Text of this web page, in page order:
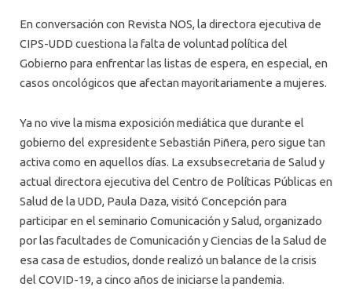
En conversación con Revista NOS, la directora ejecutiva de
CIPS-UDD cuestiona la falta de voluntad política del
Gobierno para enfrentar las listas de espera, en especial, en
casos oncológicos que afectan mayoritariamente a mujeres.
Ya no vive la misma exposición mediática que durante el
gobierno del expresidente Sebastián Piñera, pero sigue tan
activa como en aquellos días. La exsubsecretaria de Salud y
actual directora ejecutiva del Centro de Políticas Públicas en
Salud de la UDD, Paula Daza, visitó Concepción para
participar en el seminario Comunicación y Salud, organizado
por las facultades de Comunicación y Ciencias de la Salud de
esa casa de estudios, donde realizó un balance de la crisis
del COVID-19, a cinco años de iniciarse la pandemia.